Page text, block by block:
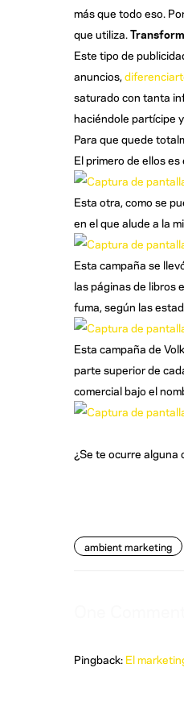
más que todo eso.
que utiliza.
Este tipo de
anuncios,
saturado con tanta
haciéndole partícipe
Para que quede
El primero de ellos
Esta otra, como se
en el que alude a la
Esta campaña se
las páginas de libros
fuma, según las
Esta campaña de
parte superior de
comercial bajo el
¿Se te ocurre alguna
ambient marketing
Pingback: El